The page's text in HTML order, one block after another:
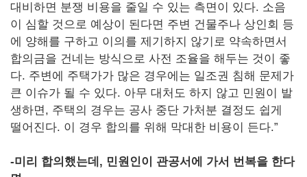
대비하면 분쟁 비용을 줄일 수 있는 측면이 있다. 소음
이 심할 것으로 예상이 된다면 주변 건물주나 상인회 등
에 양해를 구하고 이의를 제기하지 않기로 약속하면서
합의금을 건네는 방식으로 사전 조율을 해두는 것이 좋
다. 주변에 주택가가 많은 경우에는 일조권 침해 문제가
큰 이슈가 될 수 있다. 아무 대처도 하지 않고 민원이 발
생하면, 주택의 경우는 공사 중단 가처분 결정도 쉽게
떨어진다. 이 경우 합의를 위해 막대한 비용이 든다.”
-미리 합의했는데, 민원인이 관공서에 가서 번복을 한다